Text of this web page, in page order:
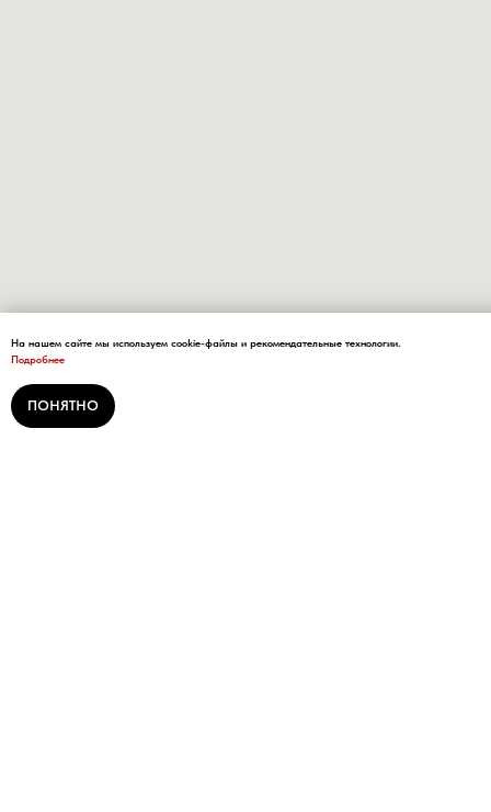
На нашем сайте мы используем cookie-файлы и рекомендательные технологии.
Подробнее
ПОНЯТНО